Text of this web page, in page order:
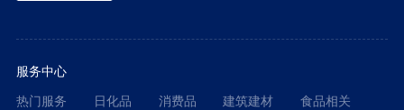
服务中心
热门服务
日化品 消费品 建筑建材
食品相关